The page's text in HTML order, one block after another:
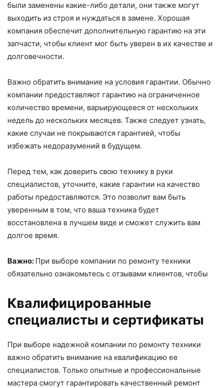
были заменены какие-либо детали, они также могут
выходить из строя и нуждаться в замене. Хорошая
компания обеспечит дополнительную гарантию на эти
запчасти, чтобы клиент мог быть уверен в их качестве и
долговечности.
Важно обратить внимание на условия гарантии. Обычно
компании предоставляют гарантию на ограниченное
количество времени, варьирующееся от нескольких
недель до нескольких месяцев. Также следует узнать,
какие случаи не покрываются гарантией, чтобы
избежать недоразумений в будущем.
Перед тем, как доверить свою технику в руки
специалистов, уточните, какие гарантии на качество
работы предоставляются. Это позволит вам быть
уверенным в том, что ваша техника будет
восстановлена в лучшем виде и сможет служить вам
долгое время.
Важно: При выборе компании по ремонту техники
обязательно ознакомьтесь с отзывами клиентов, чтобы
Квалифицированные
специалисты и сертификаты
При выборе надежной компании по ремонту техники
важно обратить внимание на квалификацию ее
специалистов. Только опытные и профессиональные
мастера смогут гарантировать качественный ремонт